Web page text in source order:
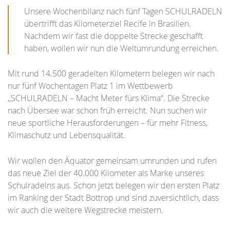
Unsere Wochenbilanz nach fünf Tagen SCHULRADELN
übertrifft das Kilometerziel Recife in Brasilien.
Nachdem wir fast die doppelte Strecke geschafft
haben, wollen wir nun die Weltumrundung erreichen.
Mit rund 14.500 geradelten Kilometern belegen wir nach
nur fünf Wochentagen Platz 1 im Wettbewerb
,,SCHULRADELN – Macht Meter fürs Klima“. Die Strecke
nach Übersee war schon früh erreicht. Nun suchen wir
neue sportliche Herausforderungen – für mehr Fitness,
Klimaschutz und Lebensqualität.
Wir wollen den Äquator gemeinsam umrunden und rufen
das neue Ziel der 40.000 Kilometer als Marke unseres
Schulradelns aus. Schon jetzt belegen wir den ersten Platz
im Ranking der Stadt Bottrop und sind zuversichtlich, dass
wir auch die weitere Wegstrecke meistern.